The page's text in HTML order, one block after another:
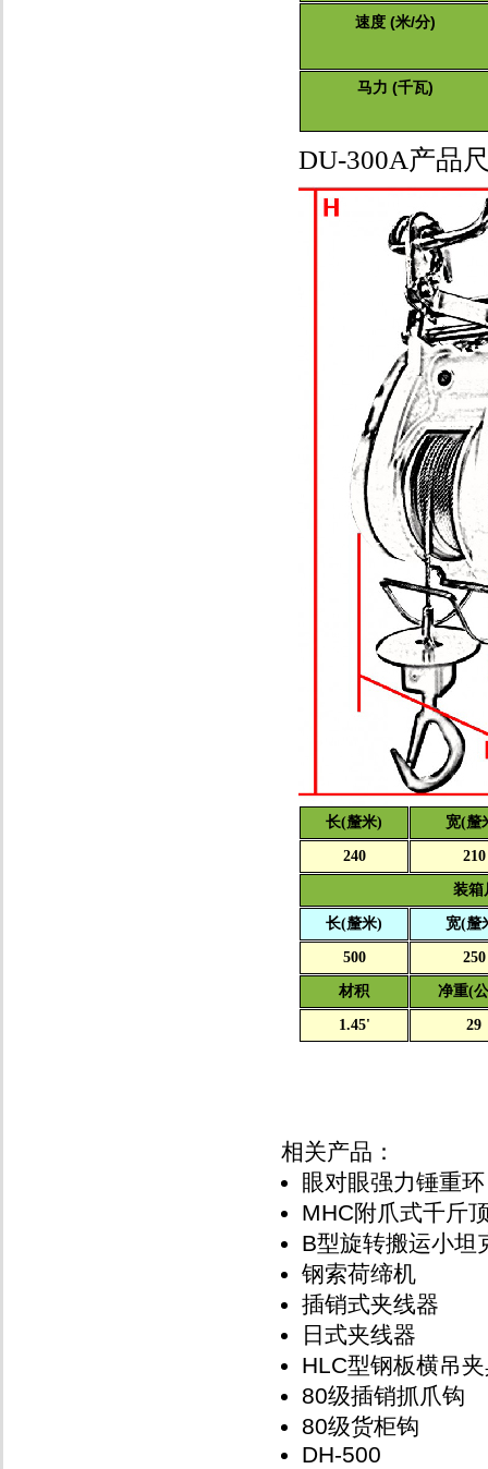
速度 (米/分)
马力 (千瓦)
DU-300A产品
长(釐米) 宽(釐
240 210
装箱
长(釐米) 宽(釐
500 250
材积 净重(
1.45' 29
相关产品：
眼对眼强力锤重环
MHC附爪式千斤
B型旋转搬运小坦
钢索荷缔机
插销式夹线器
日式夹线器
HLC型钢板横吊
80级插销抓爪钩
80级货柜钩
DH-500